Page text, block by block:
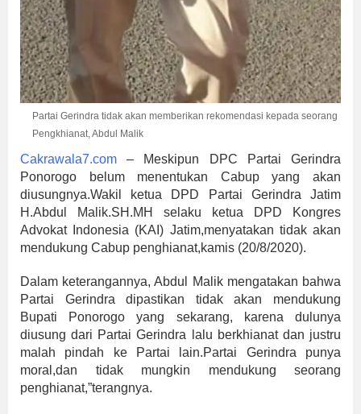
Partai Gerindra tidak akan memberikan rekomendasi kepada seorang
Pengkhianat, Abdul Malik
Cakrawala7.com – Meskipun DPC Partai Gerindra
Ponorogo belum menentukan Cabup yang akan
diusungnya.Wakil ketua DPD Partai Gerindra Jatim
H.Abdul Malik.SH.MH selaku ketua DPD Kongres
Advokat Indonesia (KAI) Jatim,menyatakan tidak akan
mendukung Cabup penghianat,kamis (20/8/2020).
Dalam keterangannya, Abdul Malik mengatakan bahwa
Partai Gerindra dipastikan tidak akan mendukung
Bupati Ponorogo yang sekarang, karena dulunya
diusung dari Partai Gerindra lalu berkhianat dan justru
malah pindah ke Partai lain.Partai Gerindra punya
moral,dan tidak mungkin mendukung seorang
penghianat,”terangnya.